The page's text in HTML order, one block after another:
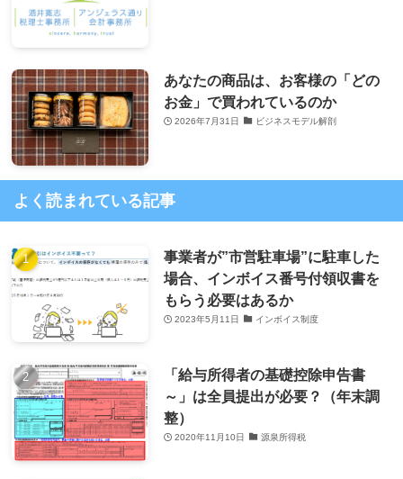
あなたの商品は、お客様の「どの
お金」で買われているのか
2026年7月31日 ビジネスモデル解剖
よく読まれている記事
事業者が”市営駐車場”に駐車した
場合、インボイス番号付領収書を
もらう必要はあるか
2023年5月11日 インボイス制度
「給与所得者の基礎控除申告書
～」は全員提出が必要？（年末調
整）
2020年11月10日 源泉所得税